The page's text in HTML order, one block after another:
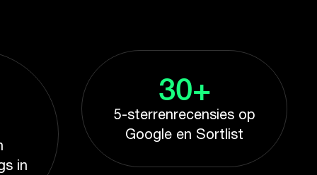
in
30+
5-sterrenrecensies op
Google en Sortlist